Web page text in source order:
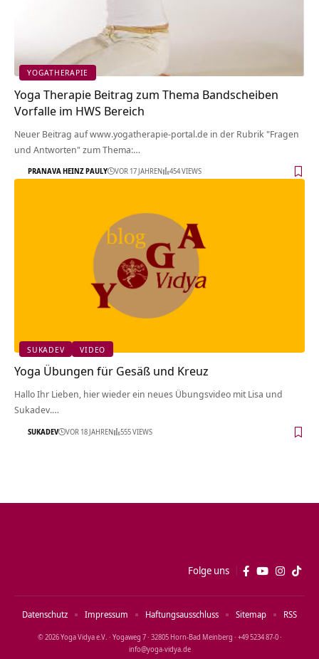
YOGATHERAPIE
Yoga Therapie Beitrag zum Thema Bandscheiben
Vorfalle im HWS Bereich
Neuer Beitrag auf www.yogatherapie-portal.de in der Rubrik "Fragen
und Antworten" zum Thema:…
PRANAVA HEINZ PAULY VOR 17 JAHREN 454 VIEWS
SUKADEV VIDEO
Yoga Übungen für Gesäß und Kreuz
Hallo Ihr Lieben, hier wieder ein neues Übungsvideo mit Lisa und
Sukadev.…
SUKADEV VOR 18 JAHREN 555 VIEWS
Folge uns
© 2026 Yoga Vidya e.V. · Yogaweg 7 · 32805 Horn‑Bad Meinberg · +49 5234 87‑0 ·
info@yoga‑vidya.de
Datenschutz Impressum Haftungsausschluss Sitemap RSS